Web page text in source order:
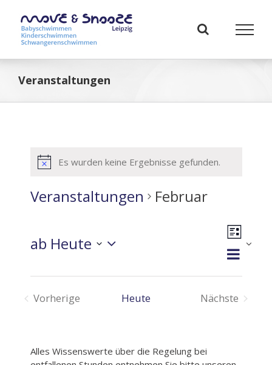
Inhalt
springen
Veranstaltungen
Es wurden keine Ergebnisse gefunden.
Veranstaltungen Februar
Liste
ab Heute
Vorherige
Heute
Nächste
Alles Wissenswerte über die Regelung bei